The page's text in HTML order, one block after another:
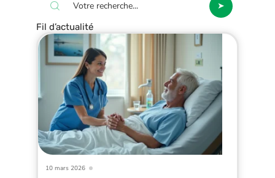
Fil d’actualité
10 mars 2026